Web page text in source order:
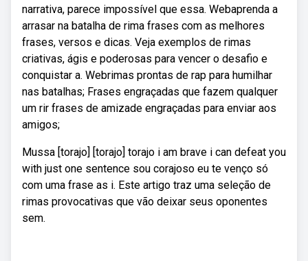
narrativa, parece impossível que essa. Webaprenda a
arrasar na batalha de rima frases com as melhores
frases, versos e dicas. Veja exemplos de rimas
criativas, ágis e poderosas para vencer o desafio e
conquistar a. Webrimas prontas de rap para humilhar
nas batalhas; Frases engraçadas que fazem qualquer
um rir frases de amizade engraçadas para enviar aos
amigos;
Mussa [torajo] [torajo] torajo i am brave i can defeat you
with just one sentence sou corajoso eu te venço só
com uma frase as i. Este artigo traz uma seleção de
rimas provocativas que vão deixar seus oponentes
sem.